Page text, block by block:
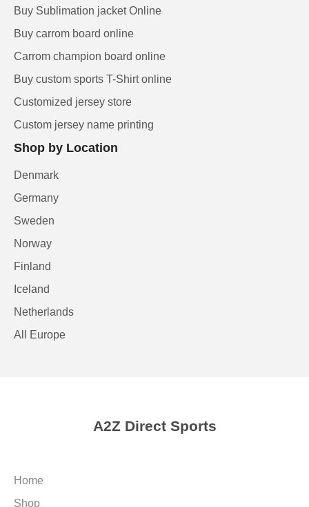
Buy Sublimation jacket Online
Buy carrom board online
Carrom champion board online
Buy custom sports T-Shirt online
Customized jersey store
Custom jersey name printing
Shop by Location
Denmark
Germany
Sweden
Norway
Finland
Iceland
Netherlands
All Europe
A2Z Direct Sports
Home
Shop